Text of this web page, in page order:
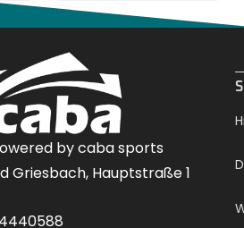
by caba sports
Griesbach, Hauptstraße 1